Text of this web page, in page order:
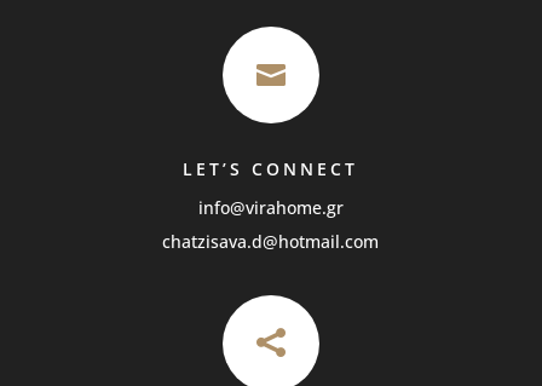

LET’S CONNECT
info@virahome.gr
chatzisava.d@hotmail.com
